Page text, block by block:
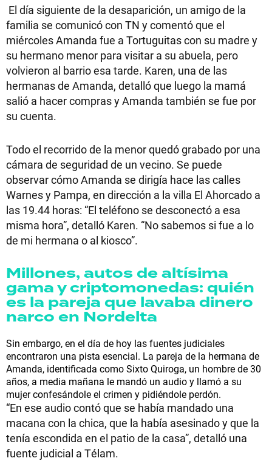
El día siguiente de la desaparición, un amigo de la
familia se comunicó con TN y comentó que el
miércoles Amanda fue a Tortuguitas con su madre y
su hermano menor para visitar a su abuela, pero
volvieron al barrio esa tarde. Karen, una de las
hermanas de Amanda, detalló que luego la mamá
salió a hacer compras y Amanda también se fue por
su cuenta.
Todo el recorrido de la menor quedó grabado por una
cámara de seguridad de un vecino. Se puede
observar cómo Amanda se dirigía hace las calles
Warnes y Pampa, en dirección a la villa El Ahorcado a
las 19.44 horas: “El teléfono se desconectó a esa
misma hora”, detalló Karen. “No sabemos si fue a lo
de mi hermana o al kiosco”.
Millones, autos de altísima
gama y criptomonedas: quién
es la pareja que lavaba dinero
narco en Nordelta
Sin embargo, en el día de hoy las fuentes judiciales
encontraron una pista esencial. La pareja de la hermana de
Amanda, identificada como Sixto Quiroga, un hombre de 30
años, a media mañana le mandó un audio y llamó a su
mujer confesándole el crimen y pidiéndole perdón.
“En ese audio contó que se había mandado una
macana con la chica, que la había asesinado y que la
tenía escondida en el patio de la casa”, detalló una
fuente judicial a Télam.